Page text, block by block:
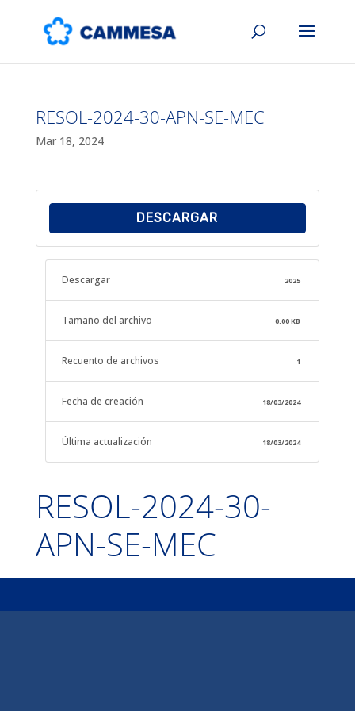
RESOL-2024-30-APN-SE-MEC
Mar 18, 2024
DESCARGAR
Descargar 2025
Tamaño del archivo 0.00 KB
Recuento de archivos 1
Fecha de creación 18/03/2024
Última actualización 18/03/2024
RESOL-2024-30-
APN-SE-MEC